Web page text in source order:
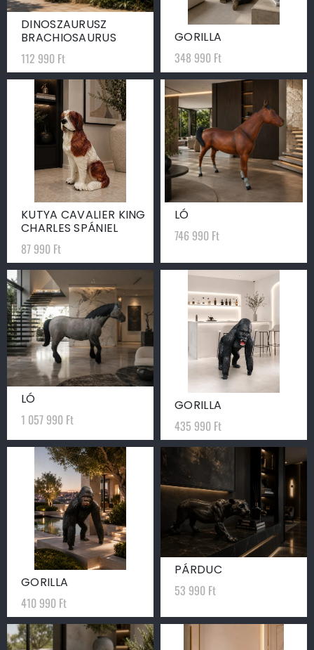
DINOSZAURUSZ
BRACHIOSAURUS
112 990 Ft
GORILLA
348 990 Ft
KUTYA CAVALIER KING
CHARLES SPÁNIEL
87 990 Ft
LÓ
746 990 Ft
LÓ
1 057 990 Ft
GORILLA
435 990 Ft
GORILLA
410 990 Ft
PÁRDUC
53 990 Ft